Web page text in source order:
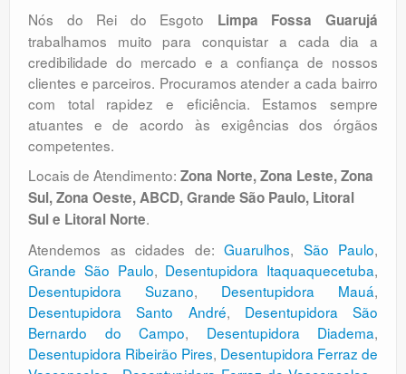
Nós do Rei do Esgoto Limpa Fossa Guarujá
trabalhamos muito para conquistar a cada dia a
credibilidade do mercado e a confiança de nossos
clientes e parceiros. Procuramos atender a cada bairro
com total rapidez e eficiência. Estamos sempre
atuantes e de acordo às exigências dos órgãos
competentes.
Locais de Atendimento: Zona Norte, Zona Leste, Zona
Sul, Zona Oeste, ABCD, Grande São Paulo, Litoral
Sul e Litoral Norte.
Atendemos as cidades de: Guarulhos, São Paulo,
Grande São Paulo, Desentupidora Itaquaquecetuba,
Desentupidora Suzano, Desentupidora Mauá,
Desentupidora Santo André, Desentupidora São
Bernardo do Campo, Desentupidora Diadema,
Desentupidora Ribeirão Pires, Desentupidora Ferraz de